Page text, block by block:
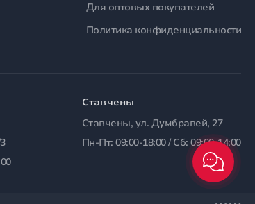
Для оптовых покупателей
Политика конфиденциальности
Ставчены
Ставчены, ул. Думбравей, 27
Пн-Пт: 09:00-18:00 / Сб: 09:00-14:00